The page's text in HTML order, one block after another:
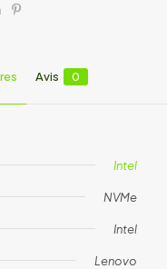
Avis 0
Intel
NVMe
Intel
Lenovo